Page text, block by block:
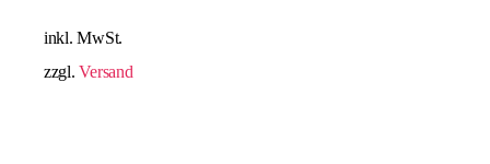
inkl. MwSt.
zzgl.Versand